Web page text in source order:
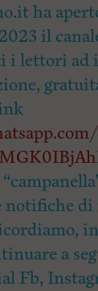
ha
il
i lettori ad
notifiche
a
Fb,